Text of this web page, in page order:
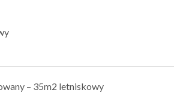
– 35m2 letniskowy